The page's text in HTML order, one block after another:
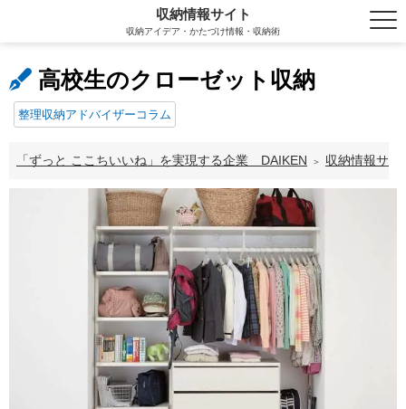
収納情報サイト
収納アイデア・かたづけ情報・収納術
高校生のクローゼット収納
整理収納アドバイザーコラム
「ずっと ここちいいね」を実現する企業 DAIKEN 収納情報サイ